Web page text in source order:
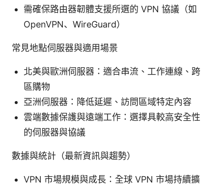
需確保路由器韌體支援所選的 VPN 協議（如
OpenVPN、WireGuard）
常見地點伺服器與適用場景
北美與歐洲伺服器：適合串流、工作連線、跨
區購物
亞洲伺服器：降低延遲、訪問區域特定內容
雲端數據保護與遠端工作：選擇具較高安全性
的伺服器與協議
數據與統計（最新資訊與趨勢）
VPN 市場規模與成長：全球 VPN 市場持續擴